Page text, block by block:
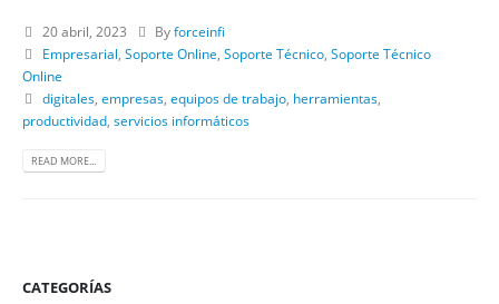
20 abril, 2023 Byforceinfi
Empresarial Soporte Online Soporte Técnico, Soporte Técnico
Online
digitales, empresas, equipos de trabajo, herramientas,
productividad servicios informáticos
READ MORE...
CATEGORÍAS